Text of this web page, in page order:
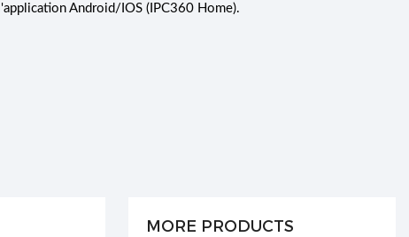
Android/IOS (IPC360 Home).
MORE PRODUCTS